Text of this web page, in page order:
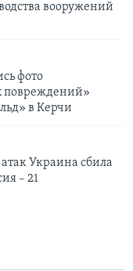
вооружений
фото
повреждений»
в Керчи
Украина сбила
– 21